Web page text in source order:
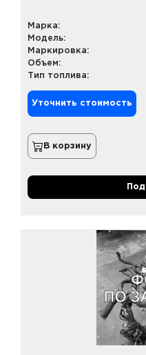
Марка:
Модель:
Маркировка:
Объем:
Тип топлива:
Уточнить стоимость
В корзину